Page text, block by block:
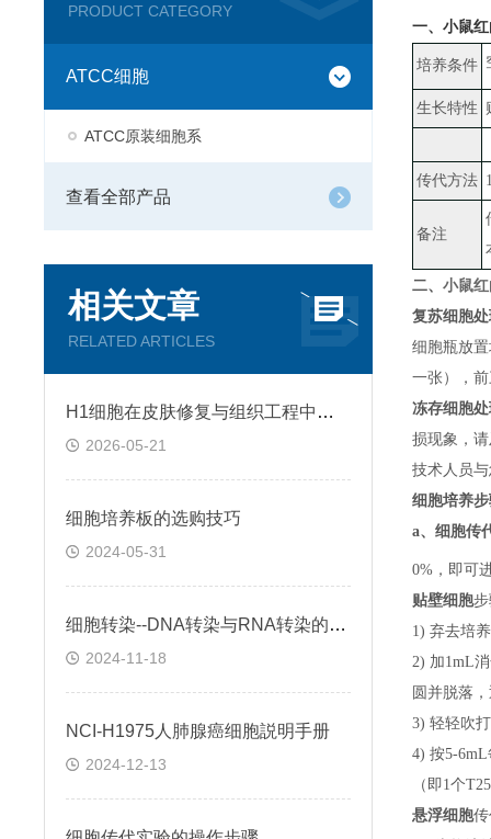
PRODUCT CATEGORY
ATCC细胞
ATCC原装细胞系
查看全部产品
相关文章
RELATED ARTICLES
H1细胞在皮肤修复与组织工程中的应用前景
2026-05-21
细胞培养板的选购技巧
2024-05-31
细胞转染--DNA转染与RNA转染的区别
2024-11-18
NCI-H1975人肺腺癌细胞説明手册
2024-12-13
一、 小鼠
培养条件
生长特性
传代方法
备注
二、 小鼠
复苏细胞
细胞瓶放
一张）
，
冻存细胞
损现象，
技术人员
细胞培养
a、 细胞传
0%，即可
贴壁细胞
1) 弃去培
2) 加1mL
圆并脱落
3) 轻轻吹
4) 按5-
（即1个
悬浮细胞